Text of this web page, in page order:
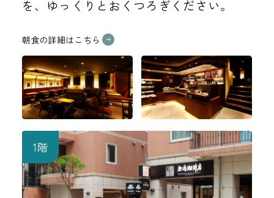
を、ゆっくりとおくつろぎください。
朝食の詳細はこちら
1階